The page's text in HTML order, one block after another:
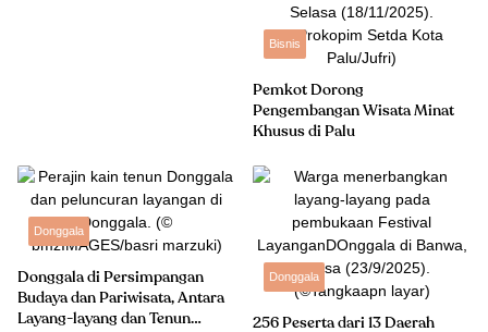
Bisnis
Pemkot Dorong
Pengembangan Wisata Minat
Khusus di Palu
Donggala
Donggala di Persimpangan
Budaya dan Pariwisata, Antara
Layang-layang dan Tenun
Donggala
256 Peserta dari 13 Daerah